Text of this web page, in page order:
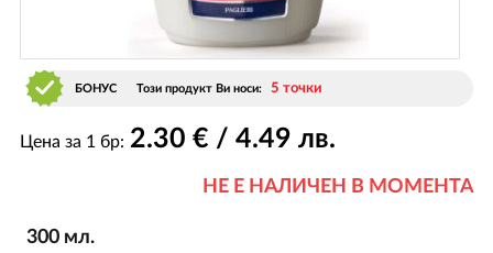
БОНУС Този продукт Ви носи: 5 точки
Цена за 1 бр: 2.30 € / 4.49 лв.
НЕ Е НАЛИЧЕН В МОМЕНТА
300 мл.